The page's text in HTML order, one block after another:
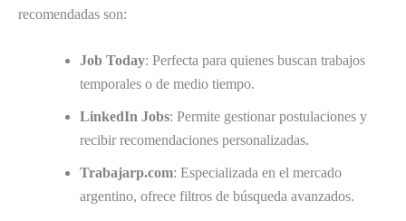
recomendadas son:
Job Today: Perfecta para quienes buscan trabajos
temporales o de medio tiempo.
LinkedIn Jobs: Permite gestionar postulaciones y
recibir recomendaciones personalizadas.
Trabajarp.com: Especializada en el mercado
argentino, ofrece filtros de búsqueda avanzados.